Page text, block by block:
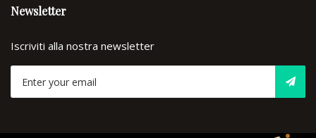
Newsletter
Iscriviti alla nostra newsletter